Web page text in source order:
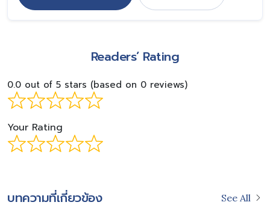
Readers’ Rating
0.0 out of 5 stars (based on 0 reviews)
Your Rating
บทความที่เกี่ยวข้อง See All